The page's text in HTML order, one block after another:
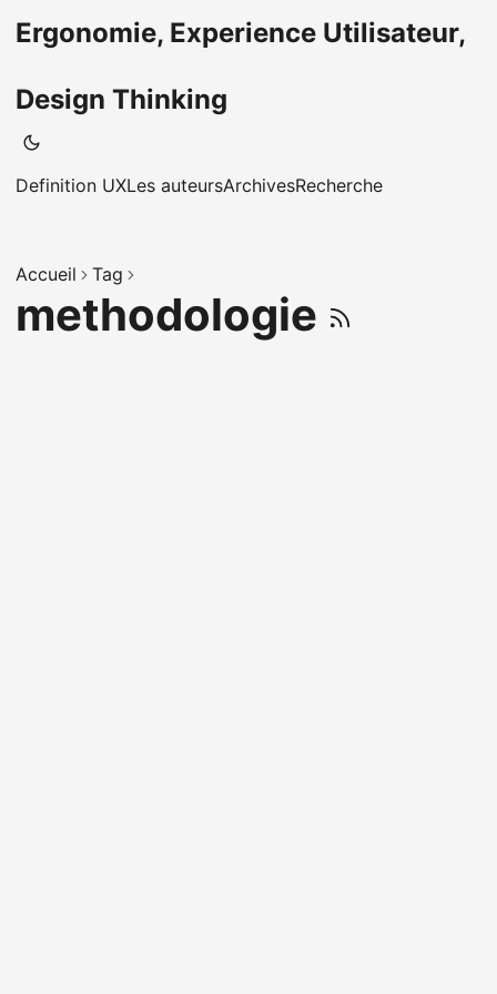
Ergonomie, Experience Utilisateur,
Design Thinking
Definition UXLes auteursArchivesRecherche
Accueil Tag
methodologie